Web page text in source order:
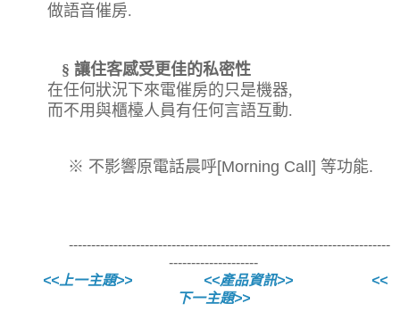
做語音催房.
§ 讓住客感受更佳的私密性
在任何狀況下來電催房的只是機器,
而不用與櫃檯人員有任何言語互動.
※ 不影響原電話晨呼[Morning Call] 等功能.
------------------------------------------------------------------------
--------------------
<<上一主題>>
<<產品資訊>>
<<
下一主題>>